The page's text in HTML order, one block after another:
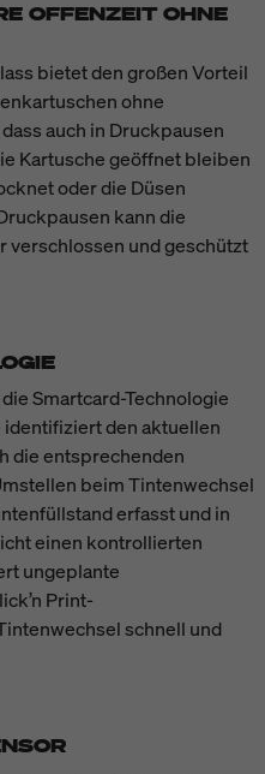
OFFENZEIT OHNE
bietet den großen Vorteil
ohne
auch in Druckpausen
Kartusche geöffnet bleiben
oder die Düsen
kann die
verschlossen und geschützt
Smartcard-Technologie
den aktuellen
die entsprechenden
beim Tintenwechsel
erfasst und in
einen kontrollierten
ungeplante
Print-
schnell und